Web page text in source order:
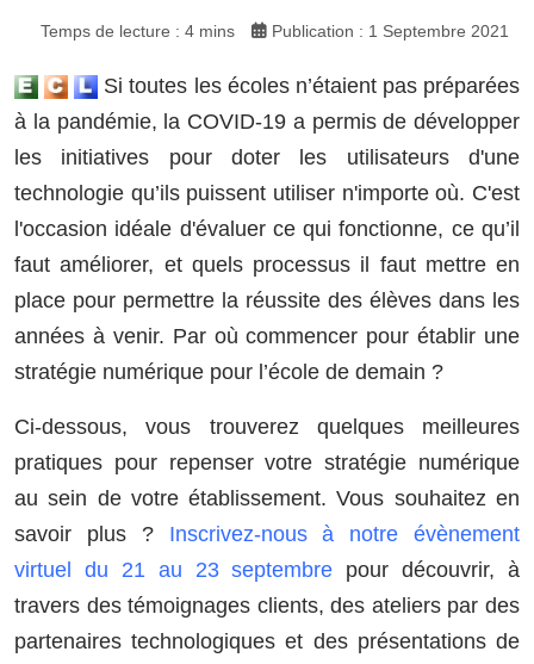
Temps de lecture : 4 mins Publication : 1 Septembre 2021
Si toutes les écoles n’étaient pas préparées
à la pandémie, la COVID-19 a permis de développer
les initiatives pour doter les utilisateurs d'une
technologie qu’ils puissent utiliser n'importe où. C'est
l'occasion idéale d'évaluer ce qui fonctionne, ce qu’il
faut améliorer, et quels processus il faut mettre en
place pour permettre la réussite des élèves dans les
années à venir. Par où commencer pour établir une
stratégie numérique pour l’école de demain ?
Ci-dessous, vous trouverez quelques meilleures
pratiques pour repenser votre stratégie numérique
au sein de votre établissement. Vous souhaitez en
savoir plus ? Inscrivez-nous à notre évènement
virtuel du 21 au 23 septembre pour découvrir, à
travers des témoignages clients, des ateliers par des
partenaires technologiques et des présentations de